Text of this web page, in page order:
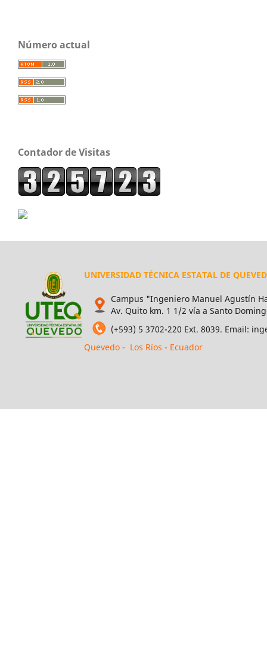
Número actual
Contador de Visitas
UNIVERSIDAD TÉCNICA ESTATAL DE
Campus "Ingeniero Manuel Agustín
Av. Quito km. 1 1/2 vía a Santo
(+593) 5 3702-220 Ext. 8039. Email:
Quevedo - Los Ríos - Ecuador